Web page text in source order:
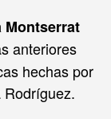
Montserrat
anteriores
hechas por